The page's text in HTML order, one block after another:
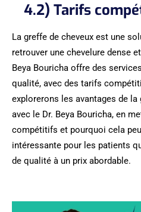
4.2) Tarifs
La greffe de cheveux est une
retrouver une chevelure dense
Beya Bouricha offre des
qualité, avec des tarifs
explorerons les avantages de la
avec le Dr. Beya Bouricha, en
compétitifs et pourquoi cela
intéressante pour les patients
de qualité à un prix abordable.